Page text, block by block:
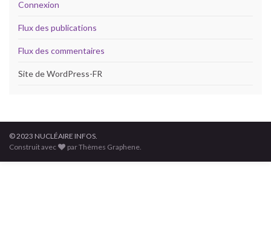
Connexion
Flux des publications
Flux des commentaires
Site de WordPress-FR
© 2023 NUCLÉAIRE INFOS.
Construit avec
par Thèmes Graphene.